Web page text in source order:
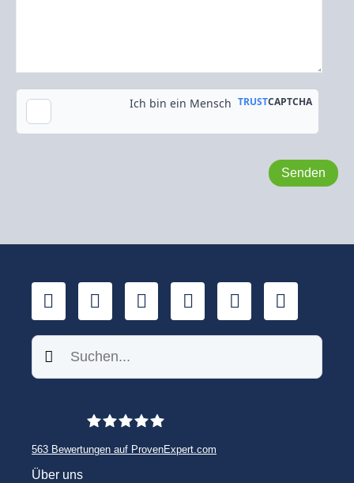
Kopie an meine E-Mail-Adresse senden
LinkedInYouTube
Xing Facebook
Twitter
Suchen
563 Bewertungen auf ProvenExpert.com
Über uns